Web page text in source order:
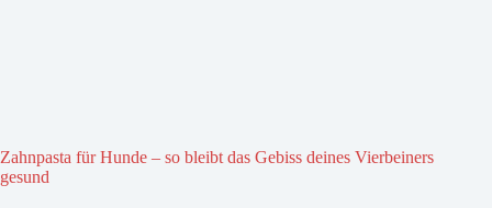
Zahnpasta für Hunde – so bleibt das Gebiss deines Vierbeiners
gesund